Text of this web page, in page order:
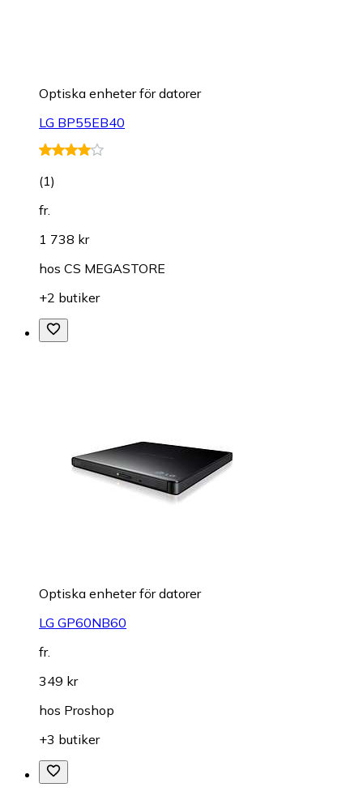
Optiska enheter för datorer
LG BP55EB40
(1)
fr.
1 738 kr
hos CS MEGASTORE
+2 butiker
Optiska enheter för datorer
LG GP60NB60
fr.
349 kr
hos Proshop
+3 butiker